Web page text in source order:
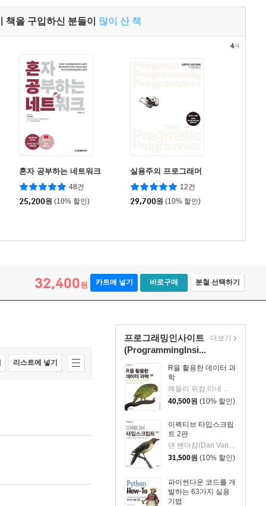
책을 구입하신 분들이 많이 산 책
혼자 공부하는 네트워크
48건
25,200원 (10% 할인)
실용주의 프로그래머
12건
29,700원 (10% 할인)
4/4
32,400원 카트에 넣기 바로구매 분철 선택하기
프로그래밍인사이트
(ProgrammingInsi...
R을 활용한 데이터 과
학
해들리 위컴,미네 체틴카야-룬델,개럿 그롤먼드 저/김영우 역
40,500원 (10% 할인)
이펙티브 타입스크립
트 2판
댄 밴더캄(Dan Vanderkam) 저/장원호 역
31,500원 (10% 할인)
파이썬다운 코드를 개
발하는 63가지 실용
기법
더보기
리스트에 넣기